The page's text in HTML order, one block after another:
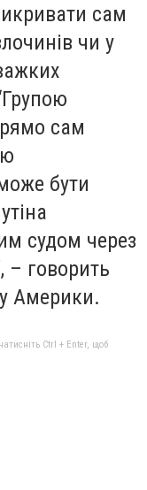
сам
чи у
сам
бути
судом через
– говорить
Америки.
Ctrl + Enter, щоб